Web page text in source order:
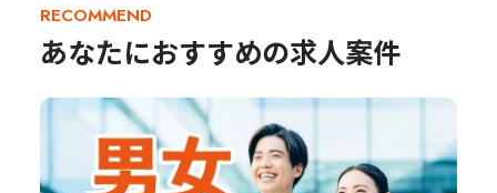
RECOMMEND
あなたにおすすめの求人案件